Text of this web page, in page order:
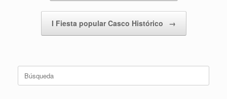
I Fiesta popular Casco Histórico →
Buscar: